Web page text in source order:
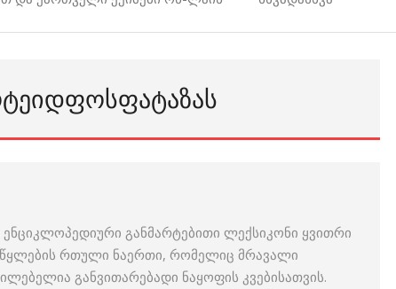
განმარტებითი ლექსიკონი ყვითრი
რთული ნაერთი, რომელიც მრავალი
განვითარებადი ნაყოფის კვებისათვის.